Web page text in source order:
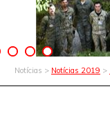
Notícias > Notícias 2019 >